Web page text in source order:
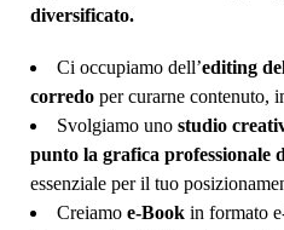
diversificato.
Ci occupiamo dell’editing
corredo per curarne contenuto,
Svolgiamo uno studio
punto la grafica professionale
essenziale per il tuo
Creiamo e-Book in formato